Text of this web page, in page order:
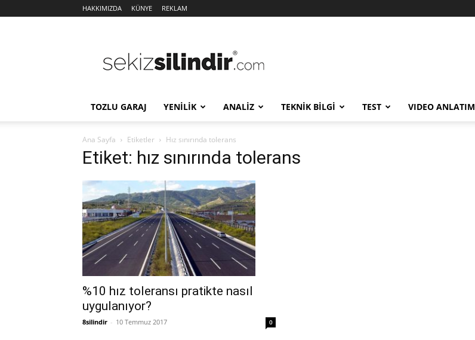
HAKKIMIZDA KÜNYE REKLAM
Silindir
TOZLU GARAJ YENİLİK ANALİZ TEKNİK BİLGİ TEST VIDEO ANLATIM
Ana Sayfa Etiketler Hız sınırında tolerans
Etiket: hız sınırında tolerans
%10 hız toleransı pratikte nasıl
uygulanıyor?
8silindir - 10 Temmuz 2017 0